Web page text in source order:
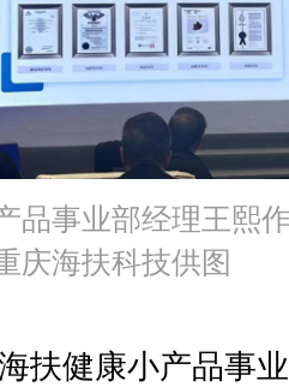
品事业部经理王熙
庆海扶科技供图
健康小产品事业